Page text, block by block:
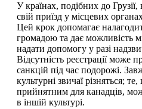
У країнах, подібних до
свій приїзд у місцевих
Цей крок допомагає
громадою та дає можливість
надати допомогу у разі
Відсутність реєстрації може
санкцій під час подорожі.
культурні звичаї різняться;
прийнятним для канадців,
в іншій культурі.